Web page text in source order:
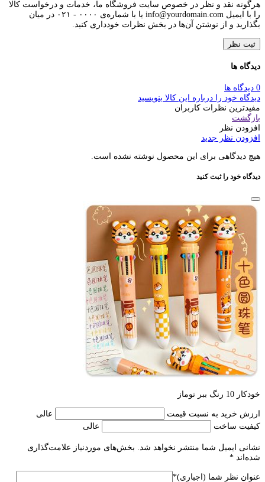
هرگونه نقد و نظر در خصوص سایت فروشگاه ما، خدمات و درخواست کالا
را با ایمیل info@yourdomain.com یا با شماره‌ی ۰۰۰۰ - ۰۲۱ در میان
بگذارید و از نوشتن آن‌ها در بخش نظرات خودداری کنید.
ثبت نظر
دیدگاه ها
0 دیدگاه ها
دیدگاه خود را درباره این کالا بنویسید
مفیدترین نظرات کاربران
بازگشت
افزودن نظر
افزودن نظر جدید
هیچ دیدگاهی برای این محصول نوشته نشده است.
دیدگاه خود را ثبت کنید
خودکار 10 رنگ ببر توماز
ارزش خرید به نسبت قیمت
عالی
کیفیت ساخت
عالی
نشانی ایمیل شما منتشر نخواهد شد.
بخش‌های موردنیاز علامت‌گذاری
شده‌اند *
عنوان نظر شما (اجباری)*